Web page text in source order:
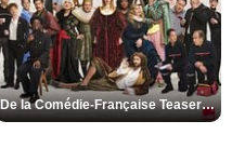
De la Comédie-Française Teaser VF